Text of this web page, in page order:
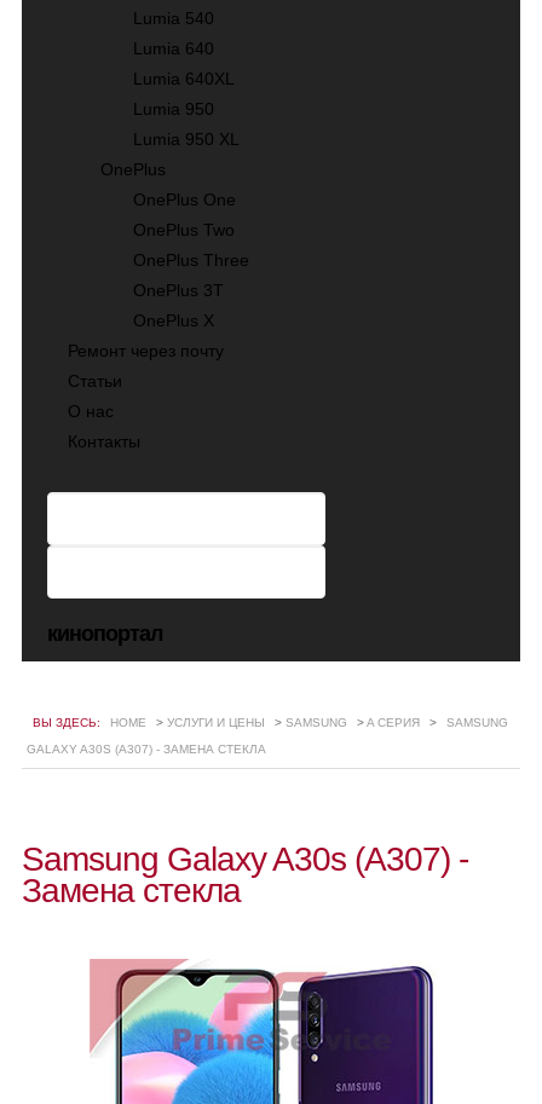
Lumia 540
Lumia 640
Lumia 640XL
Lumia 950
Lumia 950 XL
OnePlus
OnePlus One
OnePlus Two
OnePlus Three
OnePlus 3T
OnePlus X
Ремонт через почту
Статьи
О нас
Контакты
кинопортал
ВЫ ЗДЕСЬ: HOME > УСЛУГИ И ЦЕНЫ > SAMSUNG >A СЕРИЯ >
SAMSUNG
GALAXY A30S (A307) - ЗАМЕНА СТЕКЛА
Samsung Galaxy A30s (A307) -
Замена стекла